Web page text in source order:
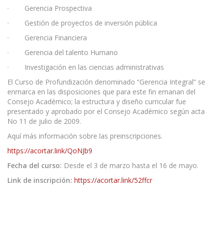
· Gerencia Prospectiva
· Gestión de proyectos de inversión pública
· Gerencia Financiera
· Gerencia del talento Humano
· Investigación en las ciencias administrativas
El Curso de Profundización denominado “Gerencia Integral” se
enmarca en las disposiciones que para este fin emanan del
Consejo Académico; la estructura y diseño curricular fue
presentado y aprobado por el Consejo Académico según acta
No 11 de julio de 2009.
Aquí más información sobre las preinscripciones.
https://acortar.link/QoNJb9
Fecha del curso: Desde el 3 de marzo hasta el 16 de mayo.
Link de inscripción: https://acortar.link/52ffcr